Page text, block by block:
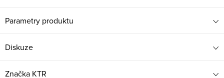
Parametry produktu
Diskuze
Značka KTR